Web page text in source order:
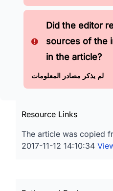
Did the editor
sources of the
in the article?
لم يذكر مصادر المعلومات
Resource Links
The article was copied
2017-11-12 14:10:34